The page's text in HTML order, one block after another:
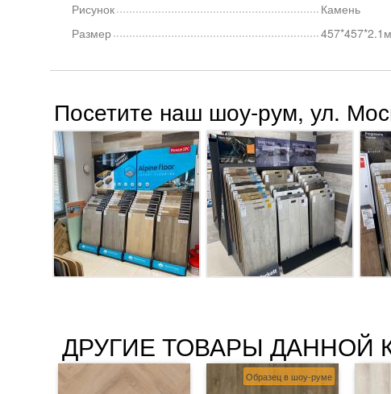
Рисунок
Камень
Размер
Посетите наш шоу-рум, ул.
ДРУГИЕ ТОВАРЫ ДАННОЙ
Образец в шоу-руме